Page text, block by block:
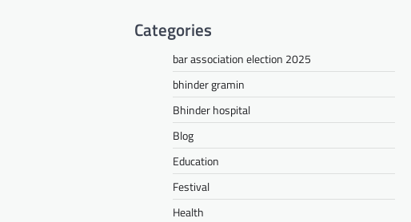
Categories
bar association election 2025
bhinder gramin
Bhinder hospital
Blog
Education
Festival
Health